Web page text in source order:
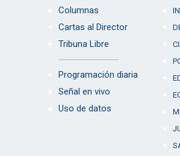
Columnas
Cartas al Director
Tribuna Libre
Programación diaria
Señal en vivo
Uso de datos